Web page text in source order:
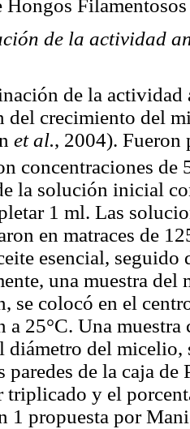
Hongos
de la actividad
de la
del crecimiento del
et al., 2004). Fueron
concentraciones
la solución inicial
1 ml. Las
en matraces de
esencial, seguido
una muestra
se colocó en el
a 25°C. Una
diámetro del micelio,
paredes de la caja
triplicado y el
1 propuesta por